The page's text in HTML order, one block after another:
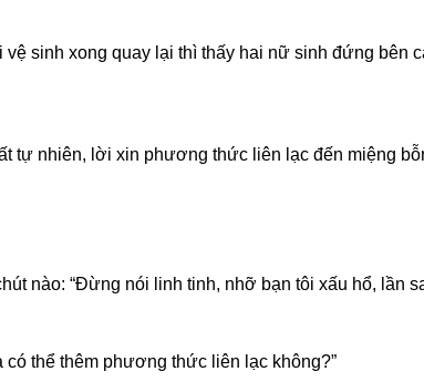
sinh xong quay lại thì thấy hai nữ sinh đứng bên
tự nhiên, lời xin phương thức liên lạc đến miệng
nào: “Đừng nói linh tinh, nhỡ bạn tôi xấu hổ, lần
có thể thêm phương thức liên lạc không?”